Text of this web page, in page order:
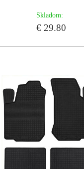
Skladom:
€ 29.80